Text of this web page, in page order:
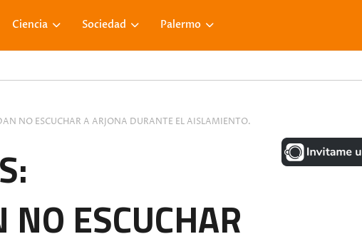
Ciencia Sociedad Palermo
NO ESCUCHAR A ARJONA DURANTE EL AISLAMIENTO.
ESCUCHAR